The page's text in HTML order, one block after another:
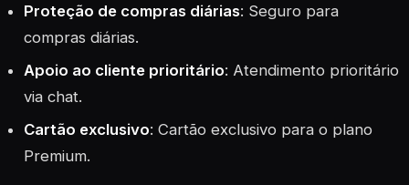
Proteção de compras diárias: Seguro para
compras diárias.
Apoio ao cliente prioritário: Atendimento prioritário
via chat.
Cartão exclusivo: Cartão exclusivo para o plano
Premium.